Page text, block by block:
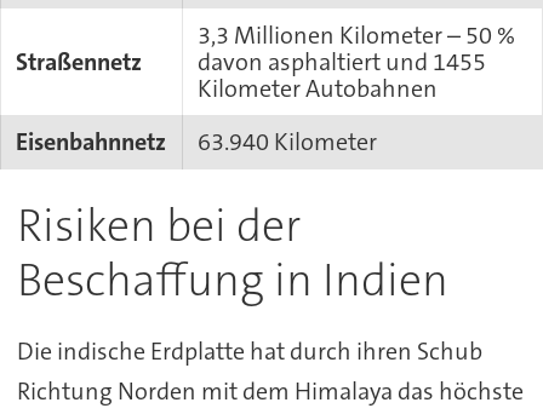
Straßennetz
3,3 Millionen Kilometer – 50 %
davon asphaltiert und 1455
Kilometer Autobahnen
Eisenbahnnetz
63.940 Kilometer
Risiken bei der
Beschaffung in Indien
Die indische Erdplatte hat durch ihren Schub
Richtung Norden mit dem Himalaya das höchste